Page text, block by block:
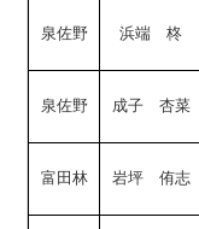
泉佐野 浜端 柊
泉佐野 成子 杏菜
富田林 岩坪 侑志